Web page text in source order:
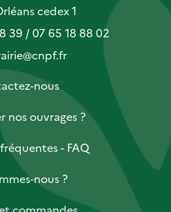
cedex 1
39 / 07 65 18 88 02
nous
nos ouvrages ?
- FAQ
nous ?